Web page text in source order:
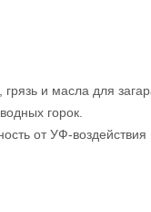
и масла для
горок.
от УФ-воздействия